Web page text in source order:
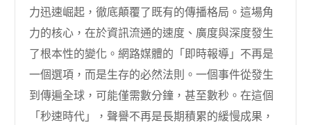
力迅速崛起，徹底顛覆了既有的傳播格局。這場角
力的核心，在於資訊流通的速度、廣度與深度發生
了根本性的變化。網路媒體的「即時報導」不再是
一個選項，而是生存的必然法則。一個事件從發生
到傳遍全球，可能僅需數分鐘，甚至數秒。在這個
「秒速時代」，聲譽不再是長期積累的緩慢成果，